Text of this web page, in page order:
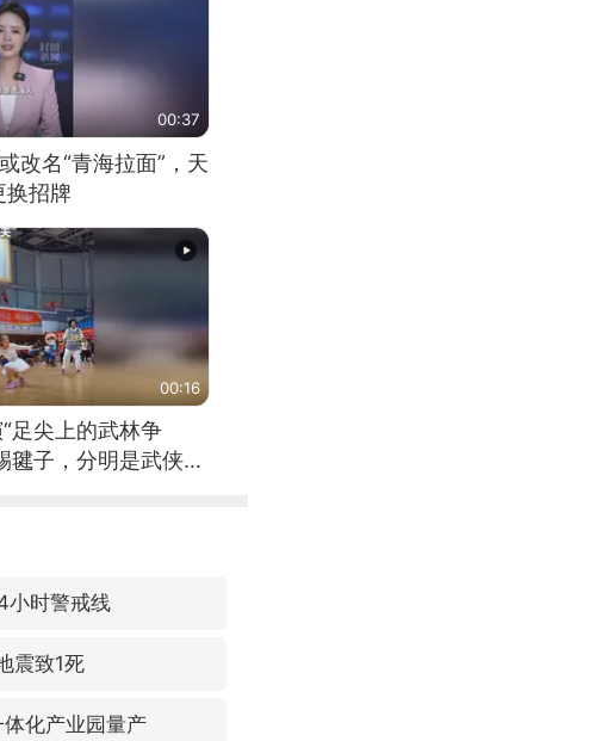
00:37
改名“青海拉面”，天
换招牌
00:16
足尖上的武林争
毽子，分明是武侠片
小时警戒线
震致1死
化产业园量产